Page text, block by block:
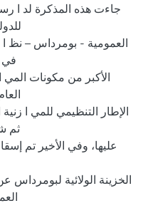
جاءت هذه المذكرة لد ا
العمومية - بومرداس – نظ ا ر
في
الأكبر من مكونات المي
الإطار التنظيمي للمي ا زنية
ثم
عليها، وفي الأخير تم
الخزينة الولائية